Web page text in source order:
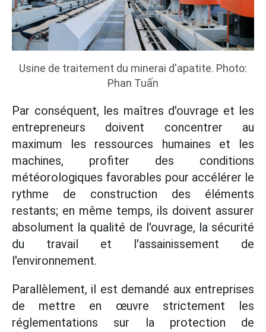
Usine de traitement du minerai d'apatite. Photo:
Phan Tuấn
Par conséquent, les maîtres d'ouvrage et les
entrepreneurs doivent concentrer au
maximum les ressources humaines et les
machines, profiter des conditions
météorologiques favorables pour accélérer le
rythme de construction des éléments
restants; en même temps, ils doivent assurer
absolument la qualité de l'ouvrage, la sécurité
du travail et l'assainissement de
l'environnement.
Parallèlement, il est demandé aux entreprises
de mettre en œuvre strictement les
réglementations sur la protection de